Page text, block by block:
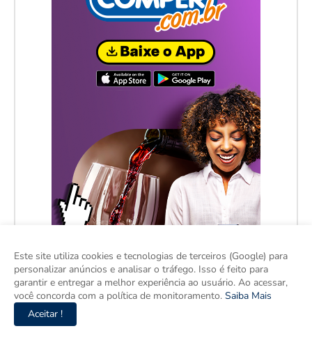
Este site utiliza cookies e tecnologias de terceiros (Google) para
personalizar anúncios e analisar o tráfego. Isso é feito para
garantir e entregar a melhor experiência ao usuário. Ao acessar,
você concorda com a política de monitoramento. Saiba Mais
Aceitar !